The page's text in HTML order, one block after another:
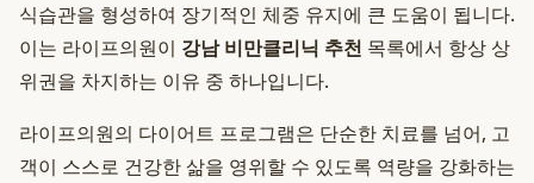
식습관을 형성하여 장기적인 체중 유지에 큰 도움이 됩니다.
이는 라이프의원이 강남 비만클리닉 추천 목록에서 항상 상
위권을 차지하는 이유 중 하나입니다.
라이프의원의 다이어트 프로그램은 단순한 치료를 넘어, 고
객이 스스로 건강한 삶을 영위할 수 있도록 역량을 강화하는